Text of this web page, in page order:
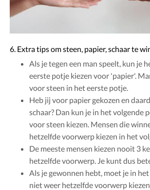
6. Extra tips om steen, papier, schaar te
Als je tegen een man speelt, kun je
eerste potje kiezen voor 'papier'.
voor steen in het eerste potje.
Heb jij voor papier gekozen en
schaar? Dan kun je in het volgende
voor steen kiezen. Mensen die
hetzelfde voorwerp kiezen in het
De meeste mensen kiezen nooit 3
hetzelfde voorwerp. Je kunt dus
Als je gewonnen hebt, moet je in
niet weer hetzelfde voorwerp